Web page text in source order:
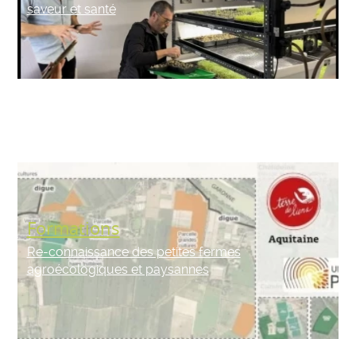
saveur et santé
Re-connaissance des petites fermes
agroécologiques et paysannes
Formations